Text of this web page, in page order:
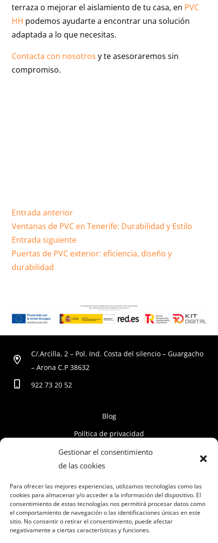
Gestionar el consentimiento
de las cookies
Para ofrecer las mejores experiencias, utilizamos tecnologías como las
cookies para almacenar y/o acceder a la información del dispositivo. El
consentimiento de estas tecnologías nos permitirá procesar datos como
el comportamiento de navegación o las identificaciones únicas en este
sitio. No consentir o retirar el consentimiento, puede afectar
negativamente a ciertas características y funciones.
terraza o mejorar el aislamiento de tu casa, en PVC
HH podemos ayudarte a encontrar una solución
adaptada a lo que necesitas.
Contacta con nosotros y te asesoraremos sin
compromiso.
Entrada anterior
Ventanas de PVC en Tenerife: Durabilidad y Estilo
Entrada siguiente
Puertas de PVC exterior: eficiencia, diseño y
durabilidad
C/.Arcilla, 2 – Pol. Ind. Costa del silencio – Guargacho
– Arona C.P 38632
922 73 20 52
Blog
Política de privacidad
Políticas de cookies
Aviso Legal
Políticas Currículum Vitae